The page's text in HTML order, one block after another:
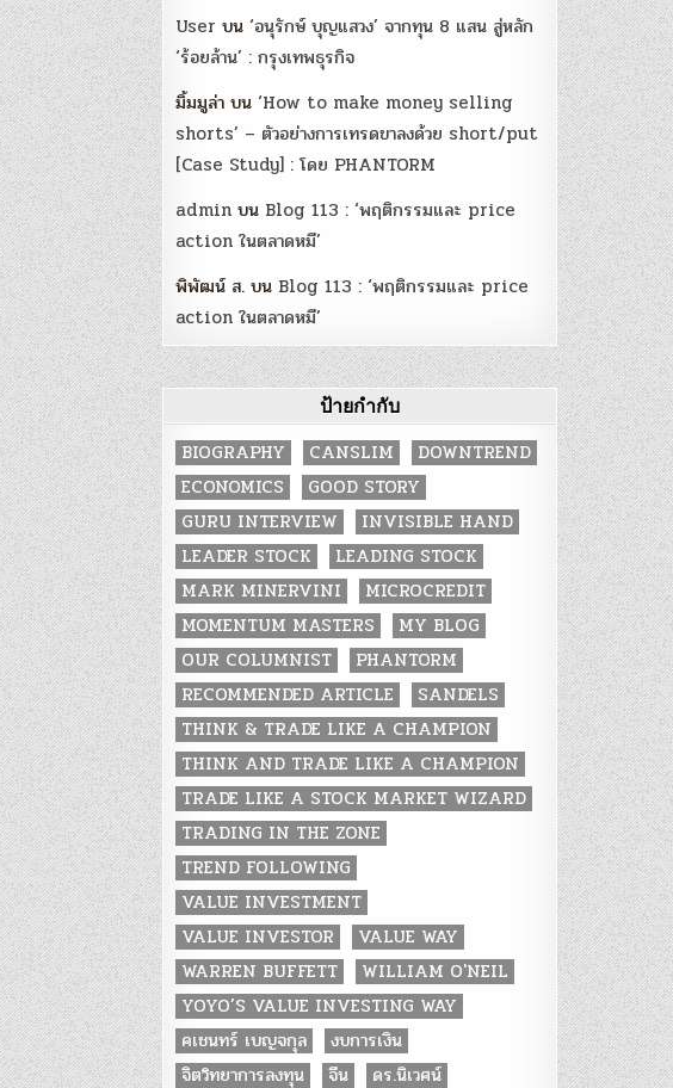
User บน‘อนุรักษ์ บุญแสวง’ จากทุน 8 แสน สู่หลัก
‘ร้อยล้าน’ : กรุงเทพธุรกิจ
มิ้มมูล่า บน‘How to make money selling
shorts’ – ตัวอย่างการเทรดขาลงด้วย short/put
[Case Study] : โดย PHANTORM
admin บน Blog 113 : ‘พฤติกรรมและ price
action ในตลาดหมี’
พิพัฒน์ ส. บน Blog 113 : ‘พฤติกรรมและ price
action ในตลาดหมี’
ป้ายกำกับ
BIOGRAPHY CANSLIM
DOWNTREND
ECONOMICS
GOOD STORY
GURU INTERVIEW
INVISIBLE HAND
LEADER STOCK
LEADING STOCK
MARK MINERVINI
MICROCREDIT
MOMENTUM MASTERS
MY BLOG
OUR COLUMNIST
PHANTORM
RECOMMENDED ARTICLE
SANDELS
THINK & TRADE LIKE A CHAMPION
THINK AND TRADE LIKE A CHAMPION
TRADE LIKE A STOCK MARKET WIZARD
TRADING IN THE ZONE
TREND FOLLOWING
VALUE INVESTMENT
VALUE INVESTOR
VALUE WAY
WARREN BUFFETT
WILLIAM O'NEIL
YOYO’S VALUE INVESTING WAY
คเชนทร์ เบญจกุล
งบการเงิน
จิตวิทยาการลงทุน
จีน ดร.นิเวศน์